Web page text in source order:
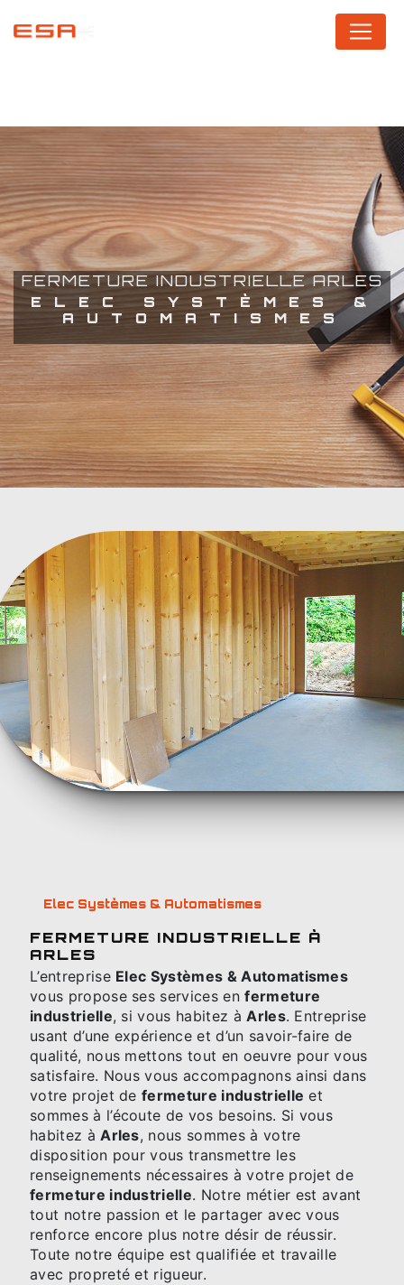
FERMETURE INDUSTRIELLE ARLES
ELEC SYSTÈMES &
AUTOMATISMES
Elec Systèmes & Automatismes
FERMETURE INDUSTRIELLE À
ARLES
L’entreprise Elec Systèmes & Automatismes
vous propose ses services enfermeture
industrielle, si vous habitez àArles. Entreprise
usant d’une expérience et d’un savoir-faire de
qualité, nous mettons tout en oeuvre pour vous
satisfaire. Nous vous accompagnons ainsi dans
votre projet defermeture industrielle et
sommes à l’écoute de vos besoins. Si vous
habitez àArles, nous sommes à votre
disposition pour vous transmettre les
renseignements nécessaires à votre projet de
fermeture industrielle. Notre métier est avant
tout notre passion et le partager avec vous
renforce encore plus notre désir de réussir.
Toute notre équipe est qualifiée et travaille
avec propreté et rigueur.